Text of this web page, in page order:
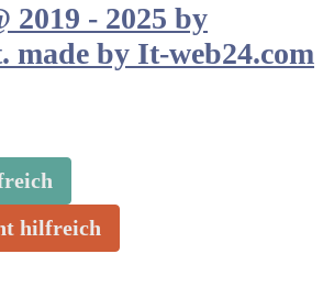
2019 - 2025 by
made by It-web24.com
hilfreich